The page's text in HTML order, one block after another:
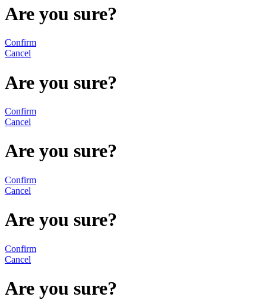
Are you sure?
Confirm
Cancel
Are you sure?
Confirm
Cancel
Are you sure?
Confirm
Cancel
Are you sure?
Confirm
Cancel
Are you sure?